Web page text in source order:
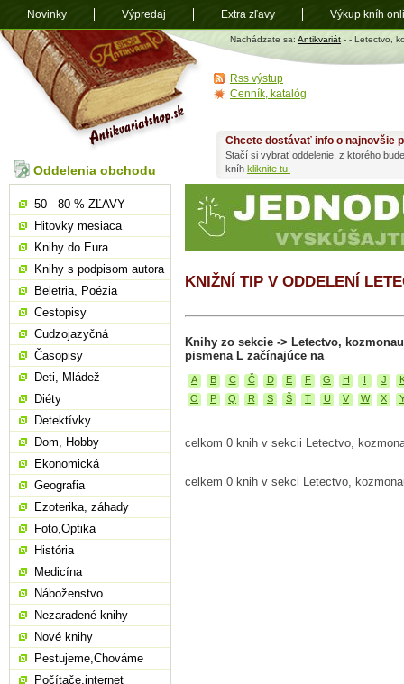
Antikvariát
shop.sk
Nachádzate sa: Antikvariát - - Letectvo,
KNIŽNÍ TIP V ODDELENÍ
Knihy zo sekcie -> Letectvo,
pismena L začínajúce na
A B C Č D E F G H J
O
P Q R S Š T U V W X
celkom 0 knih v sekcii Letectvo,
celkem 0 knih v sekci Letectvo,
Chcete dostávať info o najnovšie
Stačí si vybrať oddelenie, z ktorého
kníh kliknite tu.
Oddelenia obchodu
50 - 80 % ZĽAVY
Hitovky mesiaca
Knihy do Eura
Knihy s podpisom autora
Beletria, Poézia
Cestopisy
Cudzojazyčná
Časopisy
Deti, Mládež
Diéty
Detektívky
Dom, Hobby
Ekonomická
Geografia
Ezoterika, záhady
Foto,Optika
História
Medicína
Náboženstvo
Nezaradené knihy
Nové knihy
Pestujeme,Chováme
Počítače,internet
Rss výstup
Cenník, katalóg
Novinky Výpredaj Extra zľavy Výkup kníh